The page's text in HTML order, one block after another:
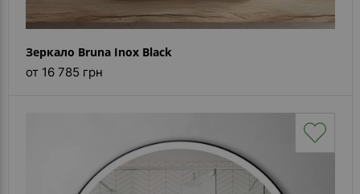
Зеркало Bruna Inox Black
от 16 785 грн